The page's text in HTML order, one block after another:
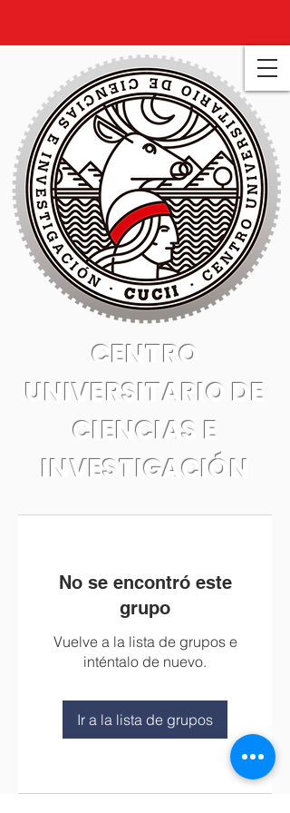
CENTRO
UNIVERSITARIO DE
CIENCIAS E
INVESTIGACIÓN
No se encontró este
grupo
Vuelve a la lista de grupos e
inténtalo de nuevo.
Ir a la lista de grupos